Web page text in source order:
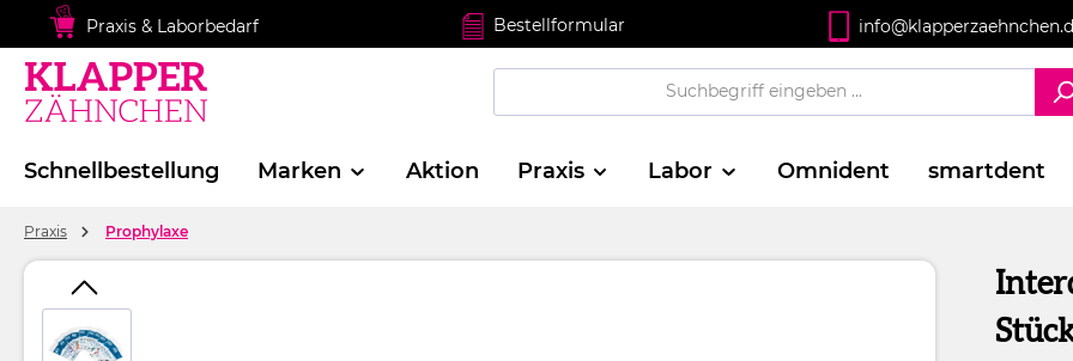
Zur Hauptnavigation springen
Praxis & Laborbedarf Bestellformular
Schnellbestellung Marken Aktion Praxis Labor Omnident smartdent
Praxis Prophylaxe
Bildergalerie überspringen